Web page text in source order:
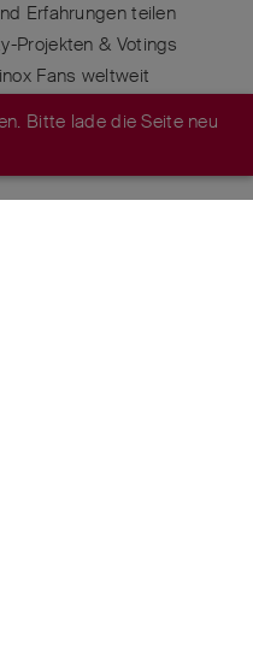
Bitte lade die Seite neu
Erfahrungen teilen
Projekten & Votings
Fans weltweit